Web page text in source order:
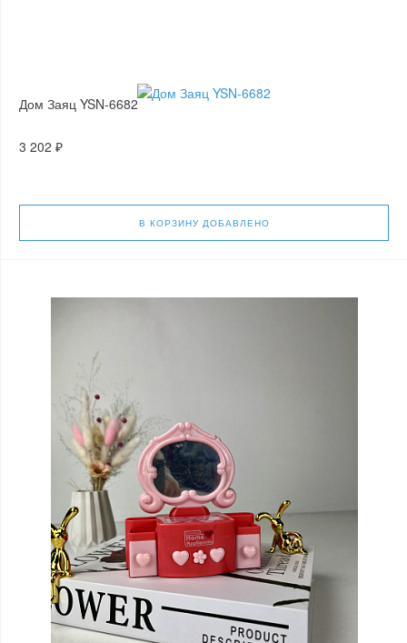
Дом Заяц YSN-6682
3 202 ₽
В КОРЗИНУ ДОБАВЛЕНО